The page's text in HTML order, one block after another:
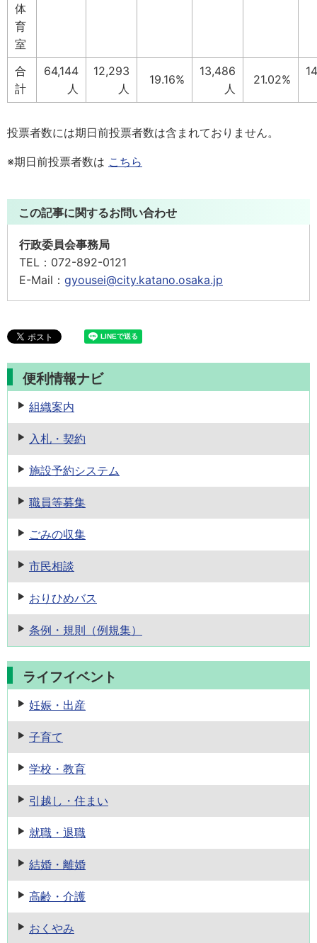
体
育
室
合
計
64,144
人
12,293
人
19.16%
13,486
人
21.02%
投票者数には期日前投票者数は含まれておりません。
※期日前投票者数は こちら
この記事に関するお問い合わせ
行政委員会事務局
TEL： 072-892-0121
E-Mail： gyousei@city.katano.osaka.jp
便利情報ナビ
組織案内
入札・契約
施設予約システム
職員等募集
ごみの収集
市民相談
おりひめバス
条例・規則 （例規集）
ライフイベント
妊娠・出産
子育て
学校・教育
引越し・住まい
就職・退職
結婚・離婚
高齢・介護
おくやみ